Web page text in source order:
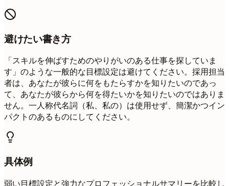
避けたい書き方
「スキルを伸ばすためのやりがいのある仕事を探していま
す」のような一般的な目標設定は避けてください。採用担当
者は、あなたが彼らに何をもたらすかを知りたいのであっ
て、あなたが彼らから何を得たいかを知りたいのではありま
せん。一人称代名詞（私、私の）は使用せず、簡潔かつイン
パクトのあるものにしてください。
具体例
弱い目標設定と強力なプロフェッショナルサマリーを比較し